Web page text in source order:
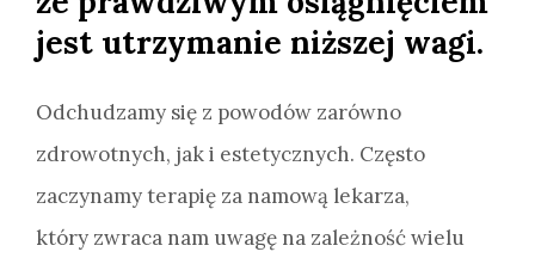
jest utrzymanie niższej wagi.
Odchudzamy się z powodów zarówno
zdrowotnych, jak i estetycznych. Często
zaczynamy terapię za namową lekarza,
który zwraca nam uwagę na zależność wielu